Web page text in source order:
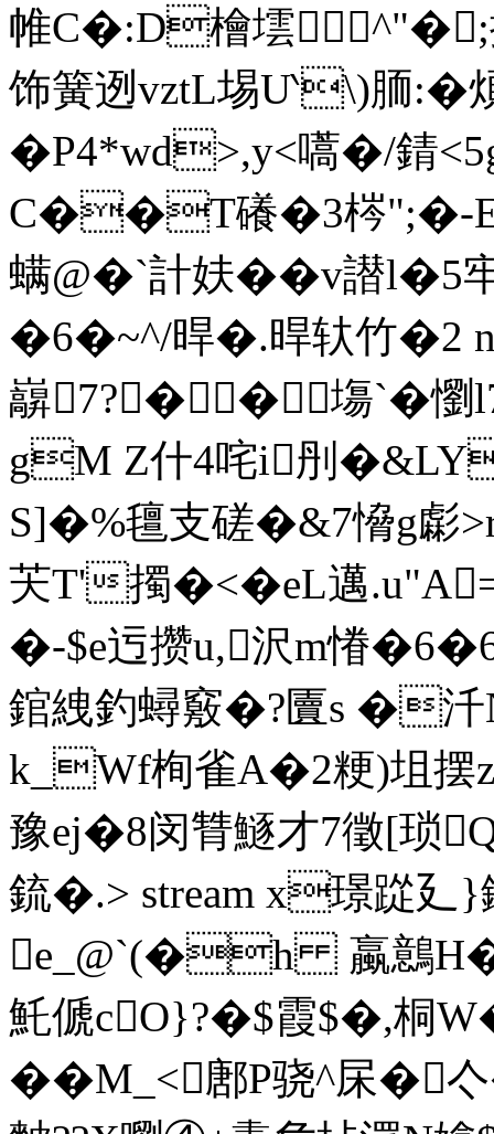
帷C�:D檜墵^"�;
饰簧迾vztL埸U‵\)胹
�P4*wd>,y<嚆�/錆
C��T礢�3梣";�-
螨@�`計妋��v譛l�5
�6�~^/晘�.晘轪竹�2
巐7?��塲`�
gM Z什4咤i刐
S]�%氊支磋�&7愶g虨
芖T'擉�<�eL邁
�-$e迃攒u,沢m慻
錧絏釣蟳竅�?匵s
k_Wf栒雀A�2粳)坥摆
豫ej�8闵甧鱁才7徵[琐
鋶�.> stream x璟踨廴
e_@`(�h 蠃鷾
魠傂 cO}?�$霞$�,桐
��M_<鄌P骁^杘�